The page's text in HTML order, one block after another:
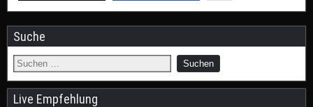
Suche
Live Empfehlung